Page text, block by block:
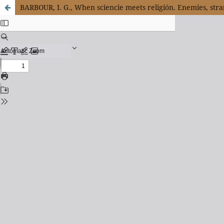
BARBOUR, I. G., When sciencie meets religión. Enemies,